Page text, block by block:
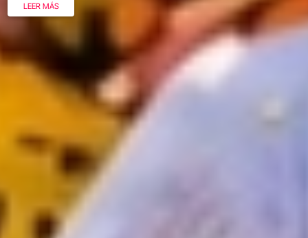
actividades para toda la familia.
LEER MÁS